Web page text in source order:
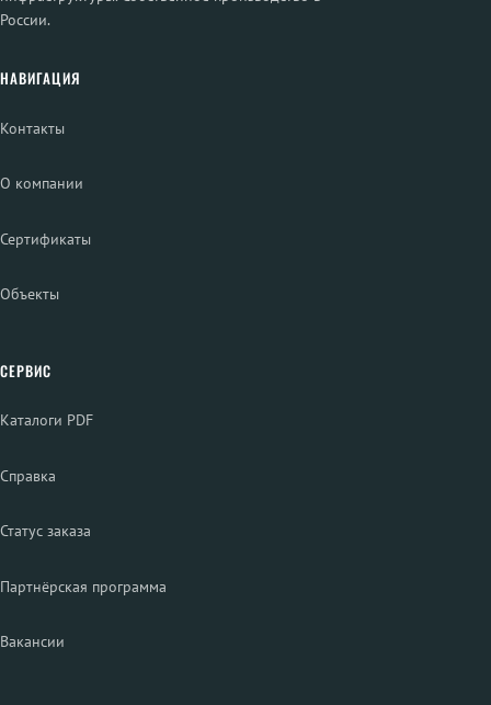
России.
НАВИГАЦИЯ
Контакты
О компании
Сертификаты
Объекты
СЕРВИС
Каталоги PDF
Справка
Статус заказа
Партнёрская программа
Вакансии